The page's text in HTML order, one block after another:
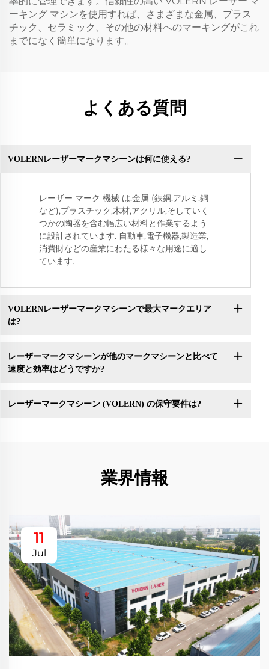
ーキング マシンを使用すれば、さまざまな金属、プラス
チック、セラミック、その他の材料へのマーキングがこれ
までになく簡単になります。
よくある質問
VOLERNレーザーマークマシーンは何に使える?
レーザー マーク 機械 は,金属 (鉄鋼,アルミ,銅
など),プラスチック,木材,アクリル,そしていく
つかの陶器を含む幅広い材料と作業するよう
に設計されています. 自動車,電子機器,製造業,
消費財などの産業にわたる様々な用途に適し
ています.
VOLERNレーザーマークマシーンで最大マークエリア
は?
レーザーマークマシーンが他のマークマシーンと比べて
速度と効率はどうですか?
レーザーマークマシーン (VOLERN) の保守要件は?
業界情報
11
Jul